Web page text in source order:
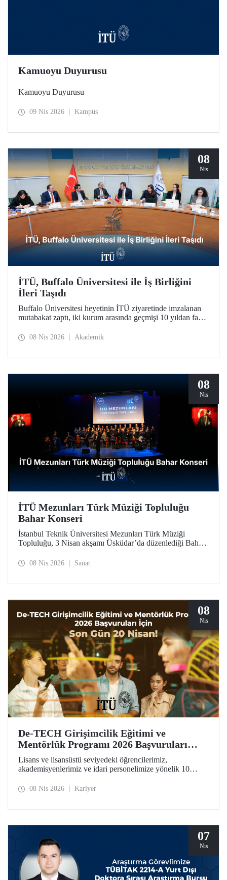
Kamuoyu Duyurusu
Kamuoyu Duyurusu
09 Nis 2026 Kampüs
08
Nis
İTÜ, Buffalo Üniversitesi ile İş Birliğini
İleri Taşıdı
Buffalo Üniversitesi heyetinin İTÜ ziyaretinde imzalanan
mutabakat zaptı, iki kurum arasında geçmişi 10 yıldan fazla
08 Nis 2026 Akademik
08
Nis
İTÜ Mezunları Türk Müziği Topluluğu
Bahar Konseri
İstanbul Teknik Üniversitesi Mezunları Türk Müziği
Topluluğu, 3 Nisan akşamı Üsküdar’da düzenlediği Bahar
musikisinin en seçkin örneklerini dinleyicilerle buluşturdu.
08 Nis 2026 Sanat
08
Nis
De-TECH Girişimcilik Eğitimi ve
Mentörlük Programı 2026 Başvuruları
Başladı
Lisans ve lisansüstü seviyedeki öğrencilerimiz,
akademisyenlerimiz ve idari personelimize yönelik 10
Programı başvuruları için son gün 20 Nisan! Katılımcılar
08 Nis 2026 Kariyer
07
Nis